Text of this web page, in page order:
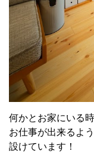
何かとお家にいる
お仕事が出来るよ
設けています！